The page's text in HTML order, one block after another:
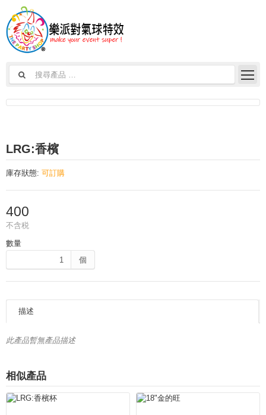
LRG:香檳
庫存狀態: 可訂購
400
不含税
數量
個
描述
此產品暫無產品描述
相似產品